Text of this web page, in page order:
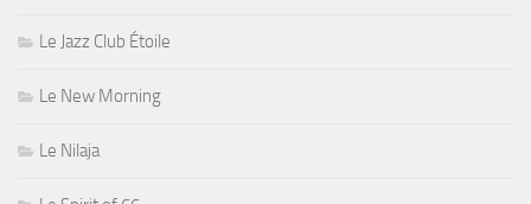
Le Jazz Club Étoile
Le New Morning
Le Nilaja